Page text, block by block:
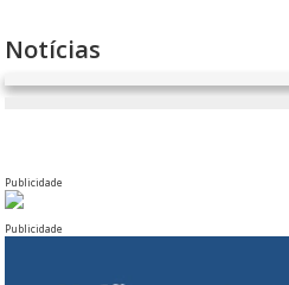
Notícias
Publicidade
Publicidade